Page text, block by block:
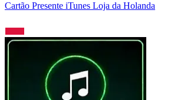
Cartão Presente iTunes Loja da Holanda